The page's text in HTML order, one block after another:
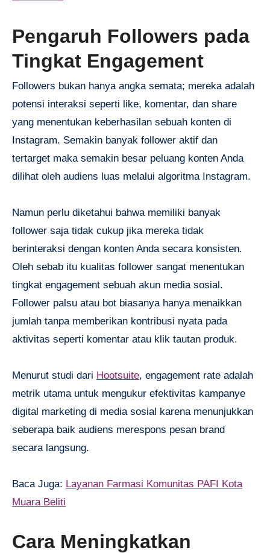
Pengaruh Followers pada
Tingkat Engagement
Followers bukan hanya angka semata; mereka adalah
potensi interaksi seperti like, komentar, dan share
yang menentukan keberhasilan sebuah konten di
Instagram. Semakin banyak follower aktif dan
tertarget maka semakin besar peluang konten Anda
dilihat oleh audiens luas melalui algoritma Instagram.
Namun perlu diketahui bahwa memiliki banyak
follower saja tidak cukup jika mereka tidak
berinteraksi dengan konten Anda secara konsisten.
Oleh sebab itu kualitas follower sangat menentukan
tingkat engagement sebuah akun media sosial.
Follower palsu atau bot biasanya hanya menaikkan
jumlah tanpa memberikan kontribusi nyata pada
aktivitas seperti komentar atau klik tautan produk.
Menurut studi dari Hootsuite, engagement rate adalah
metrik utama untuk mengukur efektivitas kampanye
digital marketing di media sosial karena menunjukkan
seberapa baik audiens merespons pesan brand
secara langsung.
Baca Juga: Layanan Farmasi Komunitas PAFI Kota
Muara Beliti
Cara Meningkatkan